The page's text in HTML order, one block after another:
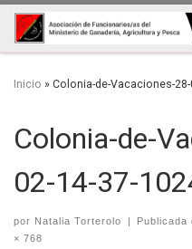
Inicio » Colonia-de-Vacaciones-
Colonia-de-
02-14-37-
por Natalia Torterolo | Publicada
× 768